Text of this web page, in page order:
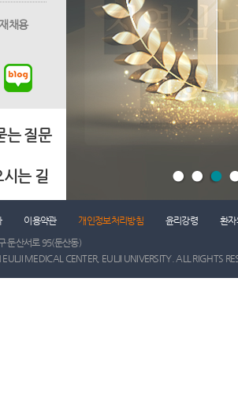
채용
는 질문
시는 길
이용약관 개인정보처리방침 윤리강령
환자
둔산서로 95(둔산동)
MEDICAL CENTER, EULJI UNIVERSITY. ALL RIGHTS